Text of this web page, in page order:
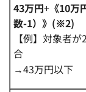
43万円+ 《10
数-1）》(※2)
【例】対象者
合
→43万円以下